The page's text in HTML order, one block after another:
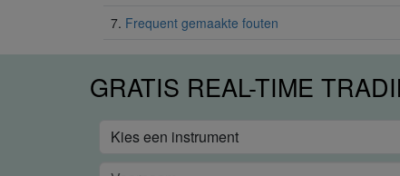
7. Frequent gemaakte fouten
GRATIS REAL-TIME